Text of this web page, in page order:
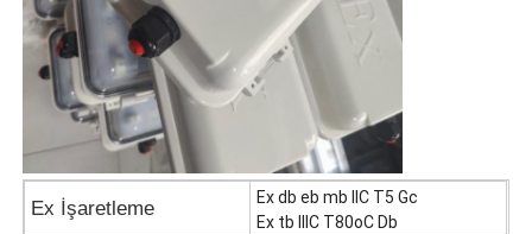
Ex İşaretleme
Ex db eb mb IIC T5 Gc
Ex tb IIIC T80oC Db